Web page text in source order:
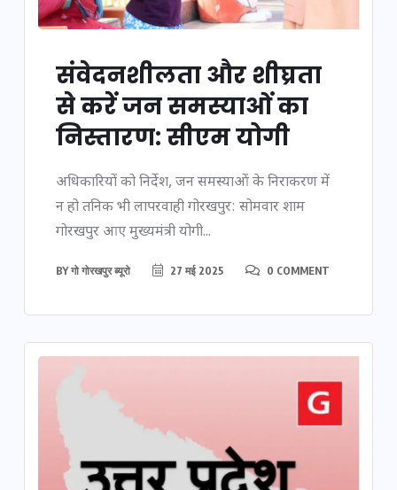
संवेदनशीलता और शीघ्रता
से करें जन समस्याओं का
निस्तारण: सीएम योगी
अधिकारियों को निर्देश, जन समस्याओं के निराकरण में
न हो तनिक भी लापरवाही गोरखपुर: सोमवार शाम
गोरखपुर आए मुख्यमंत्री योगी...
BYगो गोरखपुर ब्यूरो 27 मई 2025 0 COMMENT